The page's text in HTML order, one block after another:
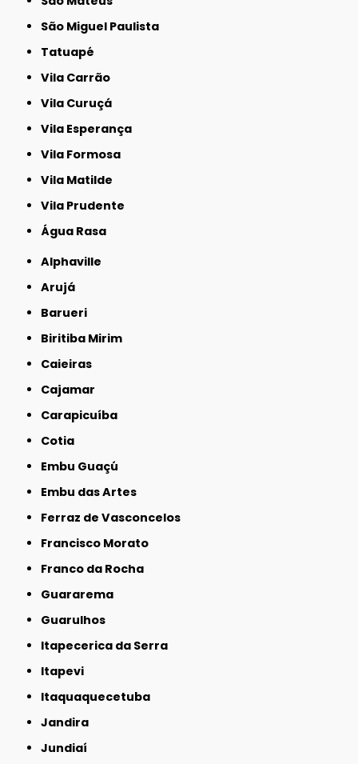
São Miguel Paulista
Tatuapé
Vila Carrão
Vila Curuçá
Vila Esperança
Vila Formosa
Vila Matilde
Vila Prudente
Água Rasa
Alphaville
Arujá
Barueri
Biritiba Mirim
Caieiras
Cajamar
Carapicuíba
Cotia
Embu Guaçú
Embu das Artes
Ferraz de Vasconcelos
Francisco Morato
Franco da Rocha
Guararema
Guarulhos
Itapecerica da Serra
Itapevi
Itaquaquecetuba
Jandira
Jundiaí